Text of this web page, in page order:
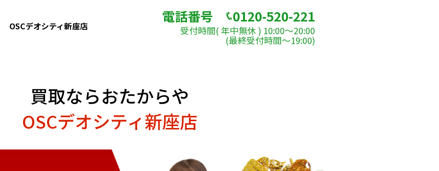
OSCデオシティ新座店
電話番号 0120-520-221
受付時間( 年中無休 ) 10:00～20:00
(最終受付時間〜19:00)
買取ならおたからや
OSCデオシティ新座店